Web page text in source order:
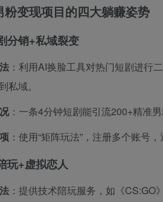
粉变现项目的四大躺赚姿势
分销+私域裂变
：利用AI换脸工具对热门短剧进行
私域。
：一条4分钟短剧能引流200+精准
：使用“矩阵玩法”，注册多个账号，
玩+虚拟恋人
：提供技术陪玩服务，如《CS:GO